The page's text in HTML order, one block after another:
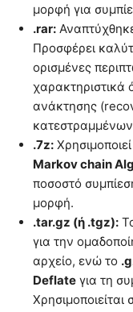
μορφή για
.rar:
Προσφέρει
ορισμένες
χαρακτηριστικά
ανάκτησης
.7z:
Markov chain
ποσοστό
μορφή.
.tar.gz (ή .tgz):
για την
αρχείο, ενώ το
Deflate για τη